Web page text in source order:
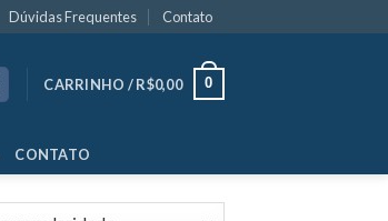
Dúvidas Frequentes Contato
CARRINHO /R$0,00 0
CONTATO